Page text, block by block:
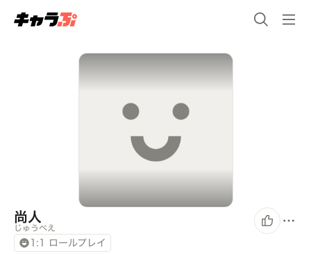
尚人
じゅうべえ
1:1 ロールプレイ